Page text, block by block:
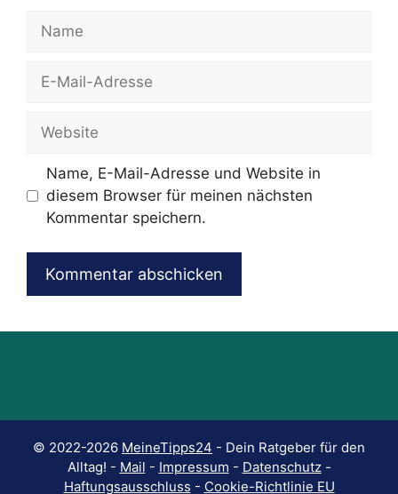
Name
Website
Name, E-Mail-Adresse und Website in
diesem Browser für meinen nächsten
Kommentar speichern.
© 2022-2026 MeineTipps24 - Dein Ratgeber für den
Alltag! - Mail - Impressum - Datenschutz-
Haftungsausschluss - Cookie-Richtlinie EU